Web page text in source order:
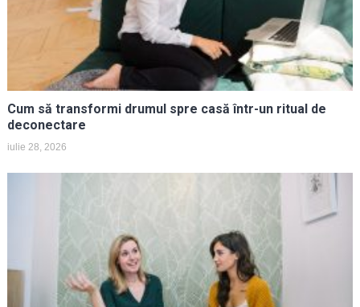
Cum să transformi drumul spre casă într-un ritual de
deconectare
iulie 28, 2026